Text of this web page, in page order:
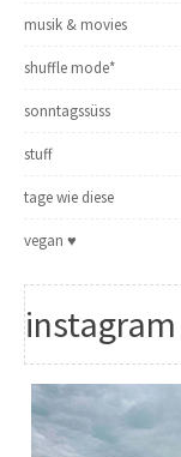
musik & movies
shuffle mode*
sonntagssüss
stuff
tage wie diese
vegan ♥
instagram